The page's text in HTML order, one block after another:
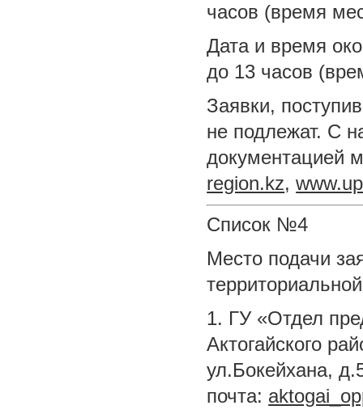
часов (время
Дата и время
до 13 часов
Заявки,
не подлежат. С
документацией
region.kz,
Список №4
Место подачи
1. ГУ «Отдел
Актогайского
ул.Бокейхана,
почта: